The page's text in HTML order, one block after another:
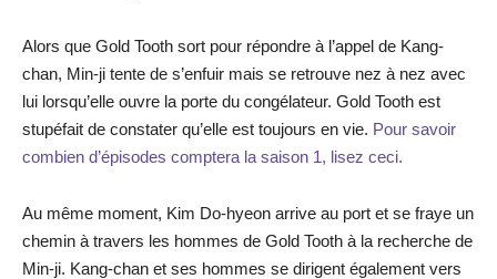
Alors que Gold Tooth sort pour répondre à l’appel de Kang-
chan, Min-ji tente de s’enfuir mais se retrouve nez à nez avec
lui lorsqu’elle ouvre la porte du congélateur. Gold Tooth est
stupéfait de constater qu’elle est toujours en vie. Pour savoir
combien d’épisodes comptera la saison 1, lisez ceci.
Au même moment, Kim Do-hyeon arrive au port et se fraye un
chemin à travers les hommes de Gold Tooth à la recherche de
Min-ji. Kang-chan et ses hommes se dirigent également vers